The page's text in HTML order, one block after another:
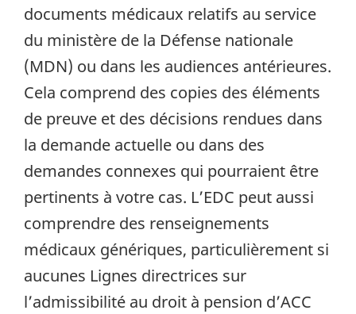
documents médicaux relatifs au service
du ministère de la Défense nationale
(MDN) ou dans les audiences antérieures.
Cela comprend des copies des éléments
de preuve et des décisions rendues dans
la demande actuelle ou dans des
demandes connexes qui pourraient être
pertinents à votre cas. L’EDC peut aussi
comprendre des renseignements
médicaux génériques, particulièrement si
aucunes Lignes directrices sur
l’admissibilité au droit à pension d’ACC